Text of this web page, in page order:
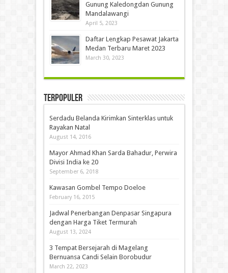
Gunung Kaledongdan Gunung
Mandalawangi
April 5, 2023
Daftar Lengkap Pesawat Jakarta
Medan Terbaru Maret 2023
March 30, 2023
Terpopuler
Serdadu Belanda Kirimkan Sinterklas untuk
Rayakan Natal
August 14, 2016
Mayor Ahmad Khan Sarda Bahadur, Perwira
Divisi India ke 20
September 6, 2018
Kawasan Gombel Tempo Doeloe
February 16, 2015
Jadwal Penerbangan Denpasar Singapura
dengan Harga Tiket Termurah
August 13, 2024
3 Tempat Bersejarah di Magelang
Bernuansa Candi Selain Borobudur
March 22, 2023